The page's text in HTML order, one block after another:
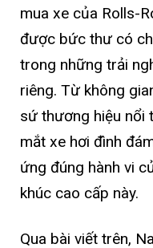
mua xe của Rolls-
được bức thư có
trong những trải
riêng. Từ không
sứ thương hiệu nổi
mắt xe hơi đình
ứng đúng hành vi
khúc cao cấp này.
Qua bài viết trên,